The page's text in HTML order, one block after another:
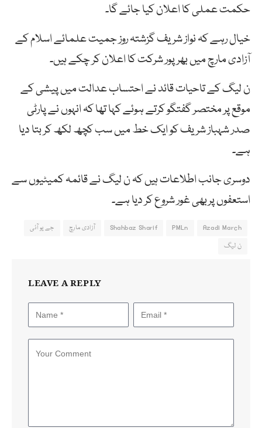
حکمت عملی کا اعلان کیا جائے گا۔
خیال رہے کہ نواز شریف گزشتہ روز جمیت علمائے اسلام کے
آزادی مارچ میں بھرپور شرکت کا اعلان کر چکے ہیں۔
ن لیگ کے تاحیات قائد نے احتساب عدالت میں پیشی کے
موقع پر مختصر گفتگو کرتے ہوئے کہا تھا کہ انہوں نے پارٹی
صدر شہباز شریف کو ایک خط میں سب کچھ لکھ کر بتا دیا
ہے۔
دوسری جانب اطلاعات ہیں کہ ن لیگ نے قائمہ کمیٹیوں سے
استعفوں پربھی غور شروع کر دیا ہے۔
Azadi March
PMLn
Shahbaz Sharif آزادی مارچ
جے یو آئی
ن لیگ
LEAVE A REPLY